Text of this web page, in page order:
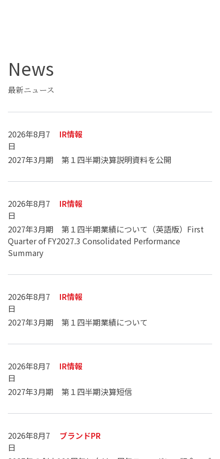
News
最新ニュース
2026年8月7
日
IR情報
2027年3月期 第１四半期決算説明資料を公開
2026年8月7
日
IR情報
2027年3月期 第１四半期業績について（英語版）First
Quarter of FY2027.3 Consolidated Performance
Summary
2026年8月7
日
IR情報
2027年3月期 第１四半期業績について
2026年8月7
日
IR情報
2027年3月期 第１四半期決算短信
2026年8月7
日
ブランドPR